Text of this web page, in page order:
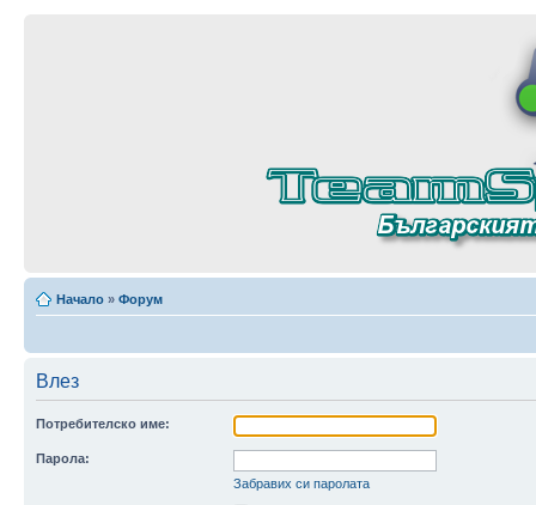
Начало » Форум
Влез
Потребителско име:
Парола:
Забравих си паролата